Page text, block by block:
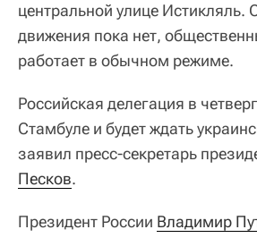
центральной улице Истикляль.
движения пока нет,
работает в обычном режиме.
Российская делегация в
Стамбуле и будет ждать
заявил пресс-секретарь
Песков.
Президент России Владимир